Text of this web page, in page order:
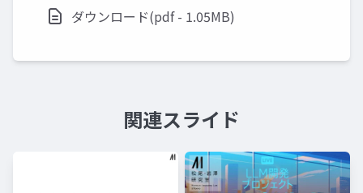
ダウンロード(pdf - 1.05MB)
関連スライド